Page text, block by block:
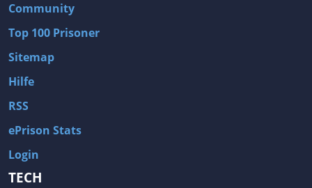
Community
Top 100 Prisoner
Sitemap
Hilfe
RSS
ePrison Stats
Login
TECH